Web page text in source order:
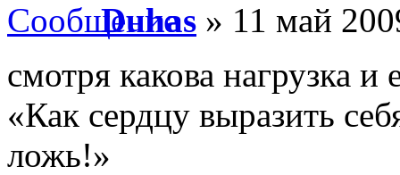
Duhas » 11 май
смотря какова нагрузка и
«Как сердцу выразить
ложь!»